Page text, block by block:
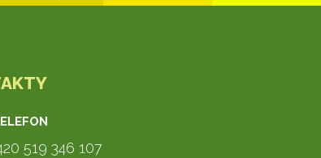
519 346 107